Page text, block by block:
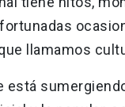
llamamos
está